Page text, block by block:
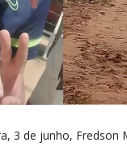
3 de junho, Fredson